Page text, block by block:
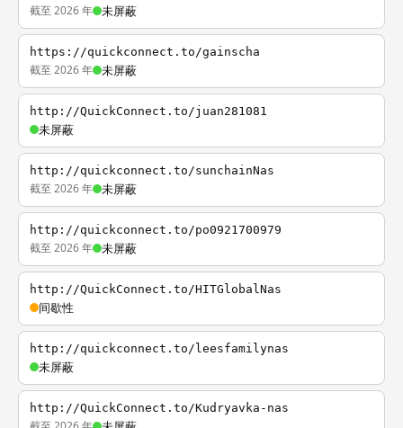
截至 2026 年 未屏蔽
https://quickconnect.to/gainscha
截至 2026 年 未屏蔽
http://QuickConnect.to/juan281081
未屏蔽
http://quickconnect.to/sunchainNas
截至 2026 年 未屏蔽
http://quickconnect.to/po0921700979
截至 2026 年 未屏蔽
http://QuickConnect.to/HITGlobalNas
间歇性
http://quickconnect.to/leesfamilynas
未屏蔽
http://QuickConnect.to/Kudryavka-nas